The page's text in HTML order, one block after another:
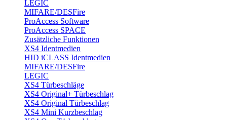
LEGIC
MIFARE/DESFire
ProAccess Software
ProAccess SPACE
Zusätzliche Funktionen
XS4 Identmedien
HID iCLASS Identmedien
MIFARE/DESFire
LEGIC
XS4 Türbeschläge
XS4 Original+ Türbeschlag
XS4 Original Türbeschlag
XS4 Mini Kurzbeschlag